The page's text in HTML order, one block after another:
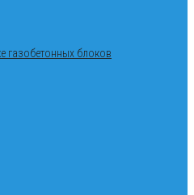
газобетонных блоков